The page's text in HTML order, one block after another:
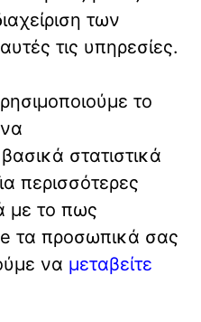
των
τις υπηρεσίες.
το
στατιστικά
περισσότερες
με το πως
τα προσωπικά σας
να μεταβείτε